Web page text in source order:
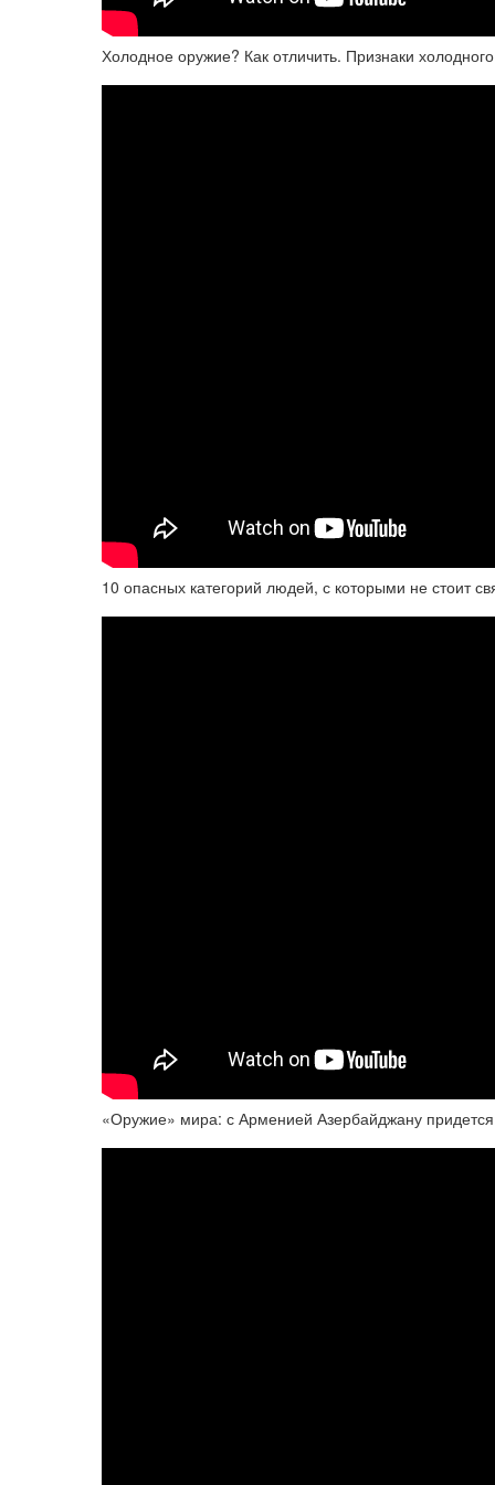
Холодное оружие? Как отличить. Признаки
10 опасных категорий людей, с которыми не стоит
«Оружие» мира: с Арменией Азербайджану придется